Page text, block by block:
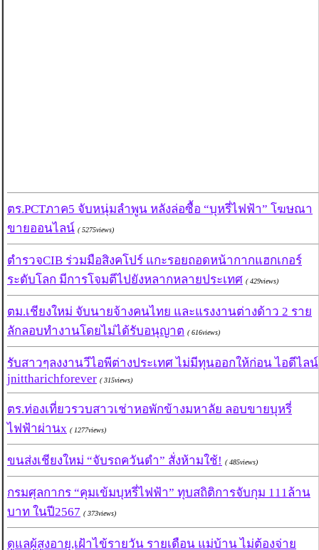
ตร.PCTภาค5 จับหนุ่มลำพูน หลังล่อซื้อ “บุหรี่ไฟฟ้า” โฆษณา
ขายออนไลน์ ( 5275views)
ตำรวจCIB ร่วมมือสิงคโปร์ แกะรอยถอดหน้ากากแฮกเกอร์
ระดับโลก มีการโจมตีไปยังหลากหลายประเทศ ( 429views)
ตม.เชียงใหม่ จับนายจ้างคนไทย และแรงงานต่างด้าว 2 ราย
ลักลอบทำงานโดยไม่ได้รับอนุญาต ( 616views)
รับสาวๆลงงานวีไอพีต่างประเทศ ไม่มีทุนออกให้ก่อน ไอดีไลน์
jnittharichforever ( 315views)
ตร.ท่องเที่ยวรวบสาวเช่าหอพักข้างมหาลัย ลอบขายบุหรี่
ไฟฟ้าผ่านx ( 1277views)
ขนส่งเชียงใหม่ “จับรถควันดำ” สั่งห้ามใช้! ( 485views)
กรมศุลกากร “คุมเข้มบุหรี่ไฟฟ้า” ทุบสถิติการจับกุม 111ล้าน
บาท ในปี2567 ( 373views)
ดูแลผู้สูงอายุ,เฝ้าไข้รายวัน รายเดือน แม่บ้าน ไม่ต้องจ่าย